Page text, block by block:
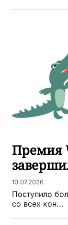
Премия
10.07.2026
Поступило
со всех кон...